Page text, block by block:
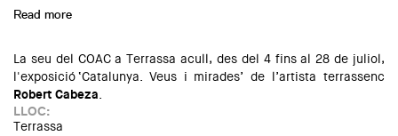
Read more
La seu del COAC a Terrassa acull, des del 4 fins al 28 de juliol,
l'exposició ‘Catalunya. Veus i mirades’ de l’artista terrassenc
Robert Cabeza.
LLOC:
Terrassa